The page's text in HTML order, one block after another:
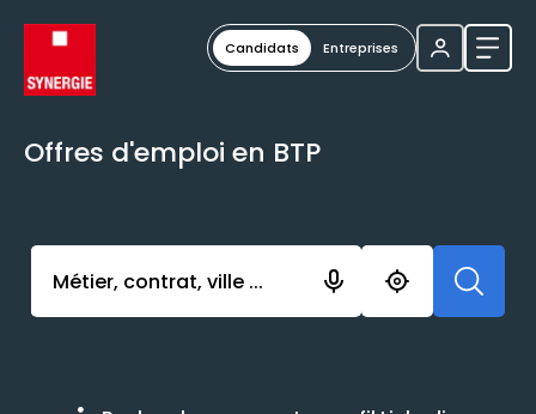
Candidats Entreprises
Offres d'emploi en BTP
Activer l’élément pour lancer l’enregistrement.